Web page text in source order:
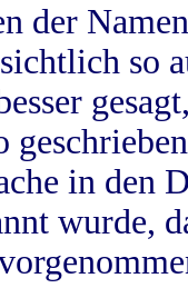
der
so
in
wurde,